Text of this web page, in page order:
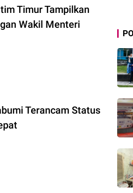
Timur Tampilkan
Wakil Menteri
Terancam Status